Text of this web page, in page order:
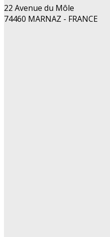
22 Avenue du Môle
74460 MARNAZ - FRANCE